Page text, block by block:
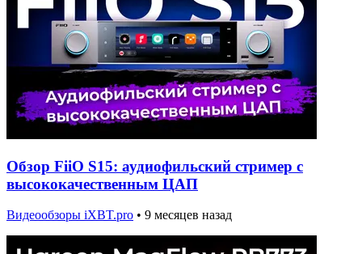
Обзор FiiO S15: аудиофильский стример с
высококачественным ЦАП
Видеообзоры iXBT.pro • 9 месяцев назад